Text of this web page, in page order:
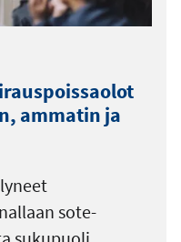
ammatin ja
sote-